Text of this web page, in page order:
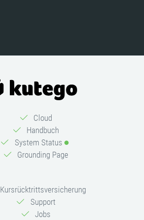
Cloud
Handbuch
System Status
Grounding Page
Kursrücktrittsversicherung
Support
Jobs